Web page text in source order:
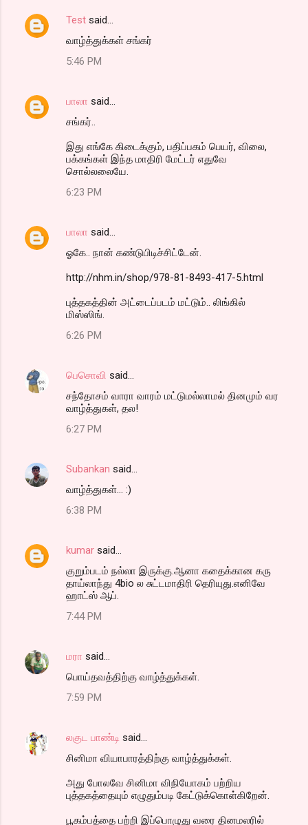
Test said…
வாழ்த்துக்கள் சங்கர்
5:46 PM
பாலா said…
சங்கர்..
இது எங்கே கிடைக்கும், பதிப்பகம் பெயர், விலை,
பக்கங்கள் இந்த மாதிரி மேட்டர் எதுவே
சொல்லலையே.
6:23 PM
பாலா said…
ஓகே.. நான் கண்டுபிடிச்சிட்டேன்.
http://nhm.in/shop/978-81-8493-417-5.html
புத்தகத்தின் அட்டைப்படம் மட்டும்.. லிங்கில்
மிஸ்ஸிங்.
6:26 PM
பெசொவி said…
சந்தோசம் வாரா வாரம் மட்டுமல்லாமல் தினமும் வர
வாழ்த்துகள், தல!
6:27 PM
Subankan said…
வாழ்த்துகள்... :)
6:38 PM
kumar said…
குறும்படம் நல்லா இருக்கு.ஆனா கதைக்கான கரு
தாய்லாந்து 4bio ல சுட்டமாதிரி தெரியுது.எனிவே
ஹாட்ஸ் ஆப்.
7:44 PM
மரா said…
பொய்தவத்திற்கு வாழ்த்துக்கள்.
7:59 PM
லகுட பாண்டி said…
சினிமா வியாபாரத்திற்கு வாழ்த்துக்கள்.
அது போலவே சினிமா விநியோகம் பற்றிய
புத்தகத்தையும் எழுதும்படி கேட்டுக்கொள்கிறேன்.
பூகம்பத்தை பற்றி இப்பொழுது வரை தினமலரில்